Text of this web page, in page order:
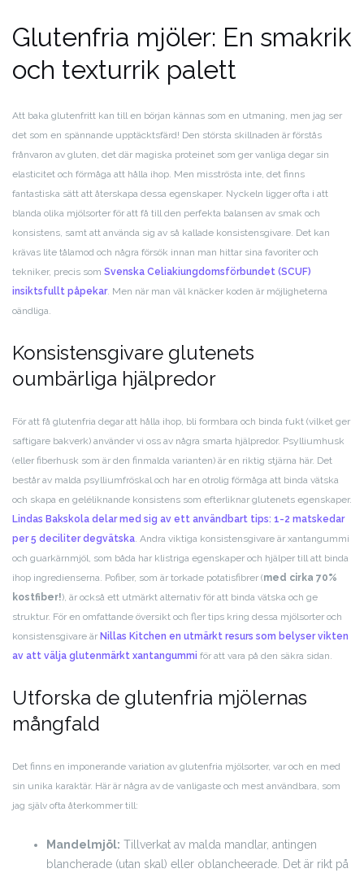
Glutenfria mjöler: En smakrik
och texturrik palett
Att baka glutenfritt kan till en början kännas som en utmaning, men jag ser
det som en spännande upptäcktsfärd! Den största skillnaden är förstås
frånvaron av gluten, det där magiska proteinet som ger vanliga degar sin
elasticitet och förmåga att hålla ihop. Men misströsta inte, det finns
fantastiska sätt att återskapa dessa egenskaper. Nyckeln ligger ofta i att
blanda olika mjölsorter för att få till den perfekta balansen av smak och
konsistens, samt att använda sig av så kallade konsistensgivare. Det kan
krävas lite tålamod och några försök innan man hittar sina favoriter och
tekniker, precis som Svenska Celiakiungdomsförbundet (SCUF)
insiktsfullt påpekar. Men när man väl knäcker koden är möjligheterna
oändliga.
Konsistensgivare glutenets
oumbärliga hjälpredor
För att få glutenfria degar att hålla ihop, bli formbara och binda fukt (vilket ger
saftigare bakverk) använder vi oss av några smarta hjälpredor. Psylliumhusk
(eller fiberhusk som är den finmalda varianten) är en riktig stjärna här. Det
består av malda psylliumfröskal och har en otrolig förmåga att binda vätska
och skapa en geléliknande konsistens som efterliknar glutenets egenskaper.
Lindas Bakskola delar med sig av ett användbart tips: 1-2 matskedar
per 5 deciliter degvätska. Andra viktiga konsistensgivare är xantangummi
och guarkärnmjöl, som båda har klistriga egenskaper och hjälper till att binda
ihop ingredienserna. Pofiber, som är torkade potatisfibrer (med cirka 70%
kostfiber!), är också ett utmärkt alternativ för att binda vätska och ge
struktur. För en omfattande översikt och fler tips kring dessa mjölsorter och
konsistensgivare är Nillas Kitchen en utmärkt resurs som belyser vikten
av att välja glutenmärkt xantangummi för att vara på den säkra sidan.
Utforska de glutenfria mjölernas
mångfald
Det finns en imponerande variation av glutenfria mjölsorter, var och en med
sin unika karaktär. Här är några av de vanligaste och mest användbara, som
jag själv ofta återkommer till:
Mandelmjöl: Tillverkat av malda mandlar, antingen
blancherade (utan skal) eller oblancheerade. Det är rikt på